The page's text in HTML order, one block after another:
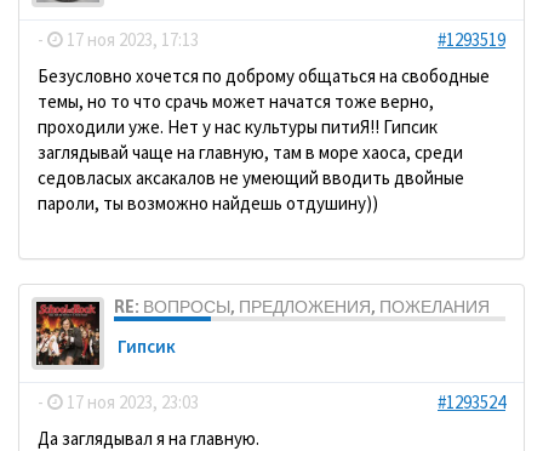
- 17 ноя 2023, 17:13
#1293519
Безусловно хочется по доброму общаться на свободные
темы, но то что срачь может начатся тоже верно,
проходили уже. Нет у нас культуры питиЯ!! Гипсик
заглядывай чаще на главную, там в море хаоса, среди
седовласых аксакалов не умеющий вводить двойные
пароли, ты возможно найдешь отдушину))
RE: ВОПРОСЫ, ПРЕДЛОЖЕНИЯ, ПОЖЕЛАНИЯ
Гипсик
- 17 ноя 2023, 23:03
#1293524
Да заглядывал я на главную.